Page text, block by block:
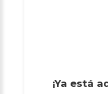
¡Ya está